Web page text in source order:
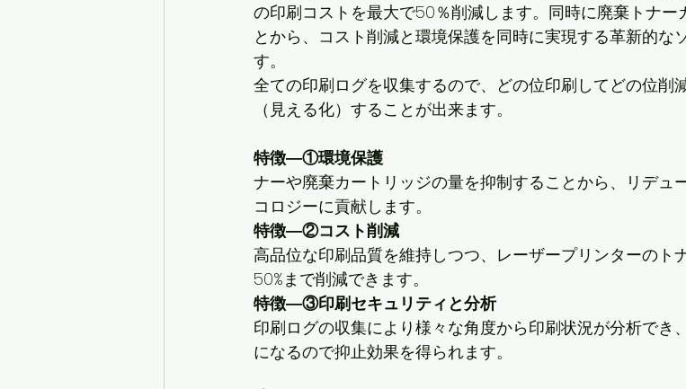
の印刷コストを最大で50％削減します。同時に廃棄トナー
とから、コスト削減と環境保護を同時に実現する革新的な
す。
全ての印刷ログを収集するので、どの位印刷してどの位削
（見える化）することが出来ます。
特徴―①環境保護
ナーや廃棄カートリッジの量を抑制することから、リデュ
コロジーに貢献します。
特徴―②コスト削減
高品位な印刷品質を維持しつつ、レーザープリンターのト
50%まで削減できます。
特徴―③印刷セキュリティと分析
印刷ログの収集により様々な角度から印刷状況が分析でき
になるので抑止効果を得られます。